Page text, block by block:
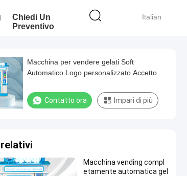
Italian
Chiedi Un
Preventivo
Macchina per vendere gelati Soft
Automatico Logo personalizzato Accetto
Contatto ora Impari di più
Macchina vending compl
etamente automatica gel